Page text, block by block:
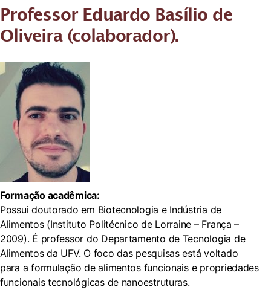
Professor Eduardo Basílio de
Oliveira (colaborador).
Formação acadêmica:
Possui doutorado em Biotecnologia e Indústria de
Alimentos (Instituto Politécnico de Lorraine – França –
2009). É professor do Departamento de Tecnologia de
Alimentos da UFV. O foco das pesquisas está voltado
para a formulação de alimentos funcionais e propriedades
funcionais tecnológicas de nanoestruturas.